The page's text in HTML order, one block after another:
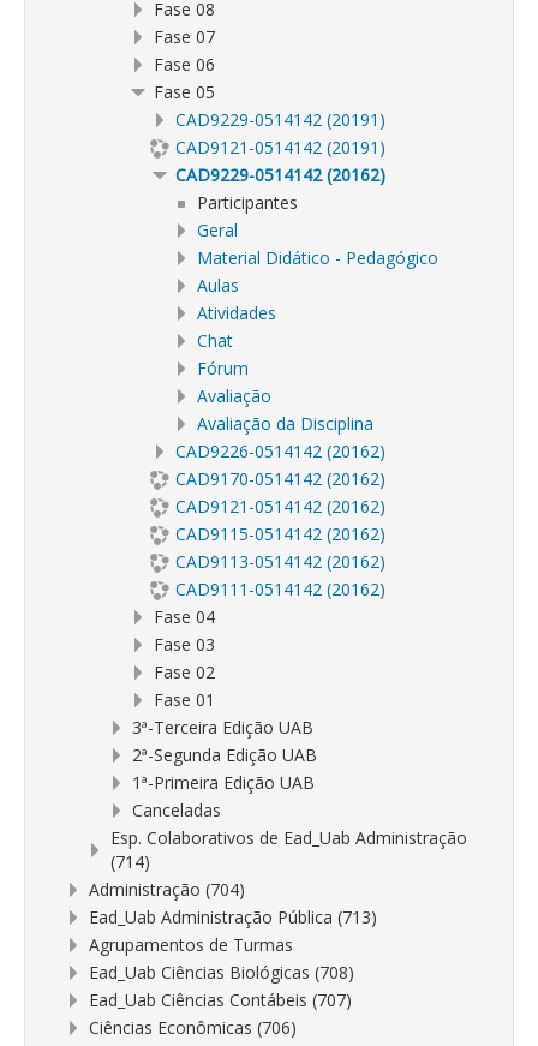
Fase 08
Fase 07
Fase 06
Fase 05
CAD9229-0514142 (20191)
CAD9121-0514142 (20191)
CAD9229-0514142 (20162)
Participantes
Geral
Material Didático - Pedagógico
Aulas
Atividades
Chat
Fórum
Avaliação
Avaliação da Disciplina
CAD9226-0514142 (20162)
CAD9170-0514142 (20162)
CAD9121-0514142 (20162)
CAD9115-0514142 (20162)
CAD9113-0514142 (20162)
CAD9111-0514142 (20162)
Fase 04
Fase 03
Fase 02
Fase 01
3ª-Terceira Edição UAB
2ª-Segunda Edição UAB
1ª-Primeira Edição UAB
Canceladas
Esp. Colaborativos de Ead_Uab Administração
(714)
Administração (704)
Ead_Uab Administração Pública (713)
Agrupamentos de Turmas
Ead_Uab Ciências Biológicas (708)
Ead_Uab Ciências Contábeis (707)
Ciências Econômicas (706)